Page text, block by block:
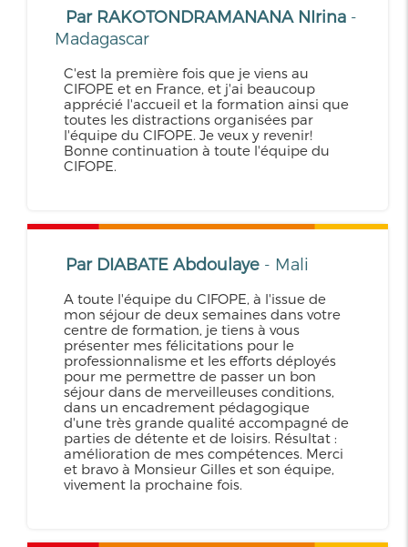
Par RAKOTONDRAMANANA NIrina -
Madagascar
C'est la première fois que je viens au
CIFOPE et en France, et j'ai beaucoup
apprécié l'accueil et la formation ainsi que
toutes les distractions organisées par
l'équipe du CIFOPE. Je veux y revenir!
Bonne continuation à toute l'équipe du
CIFOPE.
Par DIABATE Abdoulaye - Mali
A toute l'équipe du CIFOPE, à l'issue de
mon séjour de deux semaines dans votre
centre de formation, je tiens à vous
présenter mes félicitations pour le
professionnalisme et les efforts déployés
pour me permettre de passer un bon
séjour dans de merveilleuses conditions,
dans un encadrement pédagogique
d'une très grande qualité accompagné de
parties de détente et de loisirs. Résultat :
amélioration de mes compétences. Merci
et bravo à Monsieur Gilles et son équipe,
vivement la prochaine fois.